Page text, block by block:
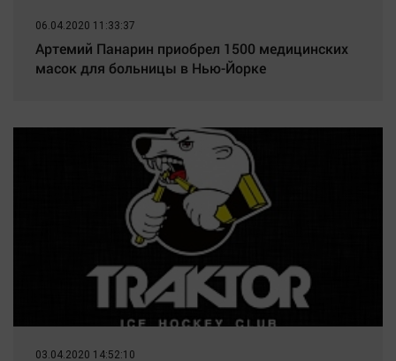
06.04.2020 11:33:37
Артемий Панарин приобрел 1500 медицинских
масок для больницы в Нью-Йорке
03.04.2020 14:52:10